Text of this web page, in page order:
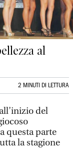
al
2 MINUTI DI LETTURA
del
questa parte
la stagione